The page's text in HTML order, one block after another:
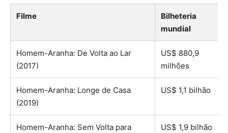
Filme
Bilheteria
mundial
Homem-Aranha: De Volta ao Lar
(2017)
US$ 880,9
milhões
Homem-Aranha: Longe de Casa
(2019)
US$ 1,1 bilhão
Homem-Aranha: Sem Volta para
US$ 1,9 bilhão